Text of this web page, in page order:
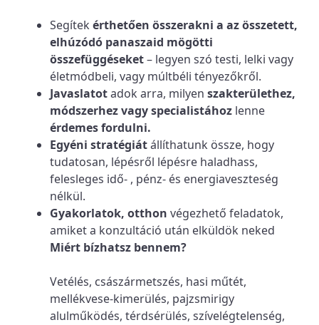
Segítekérthetően összerakni a az összetett,
elhúzódó panaszaid mögötti
összefüggéseket– legyen szó testi, lelki vagy
életmódbeli, vagy múltbéli tényezőkről.
Javaslatotadok arra, milyen szakterülethez,
módszerhez vagy specialistához lenne
érdemes fordulni.
Egyéni stratégiátállíthatunk össze, hogy
tudatosan, lépésről lépésre haladhass,
felesleges idő‑ , pénz- és energiaveszteség
nélkül.
Gyakorlatok, otthon végezhető feladatok,
amiket a konzultáció után elküldök neked
Miért bízhatsz bennem?
Vetélés, császármetszés, hasi műtét,
mellékvese-kimerülés, pajzsmirigy
alulműködés, térdsérülés, szívelégtelenség,